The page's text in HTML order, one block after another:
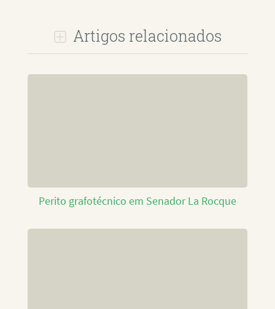
Artigos relacionados
Perito grafotécnico em Senador La Rocque